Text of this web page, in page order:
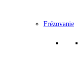
Frézovanie